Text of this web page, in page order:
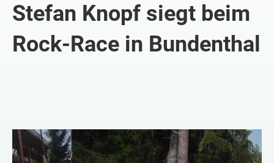
Stefan Knopf siegt beim
Rock-Race in Bundenthal